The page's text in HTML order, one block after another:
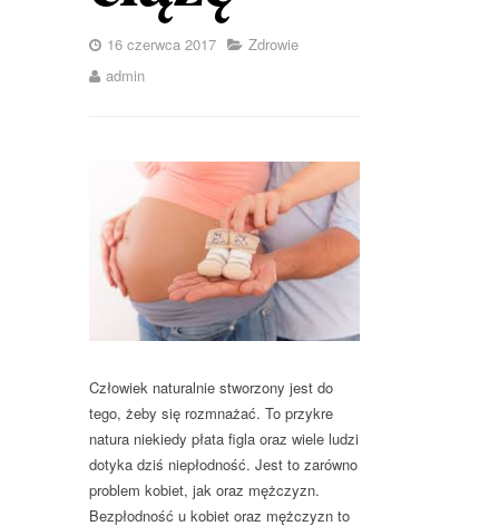
16 czerwca 2017
Zdrowie
admin
Człowiek naturalnie stworzony jest do
tego, żeby się rozmnażać. To przykre
natura niekiedy płata figla oraz wiele ludzi
dotyka dziś niepłodność. Jest to zarówno
problem kobiet, jak oraz mężczyzn.
Bezpłodność u kobiet oraz mężczyzn to